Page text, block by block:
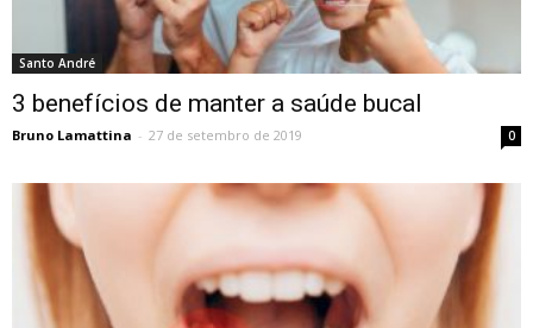
Santo André
3 benefícios de manter a saúde bucal
Bruno Lamattina - 27 de setembro de 2019 0